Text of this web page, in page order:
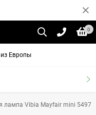
0
Европы
лампа Vibia Mayfair mini 5497